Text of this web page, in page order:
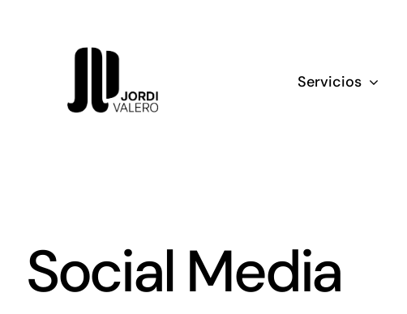
Servicios
Social Media